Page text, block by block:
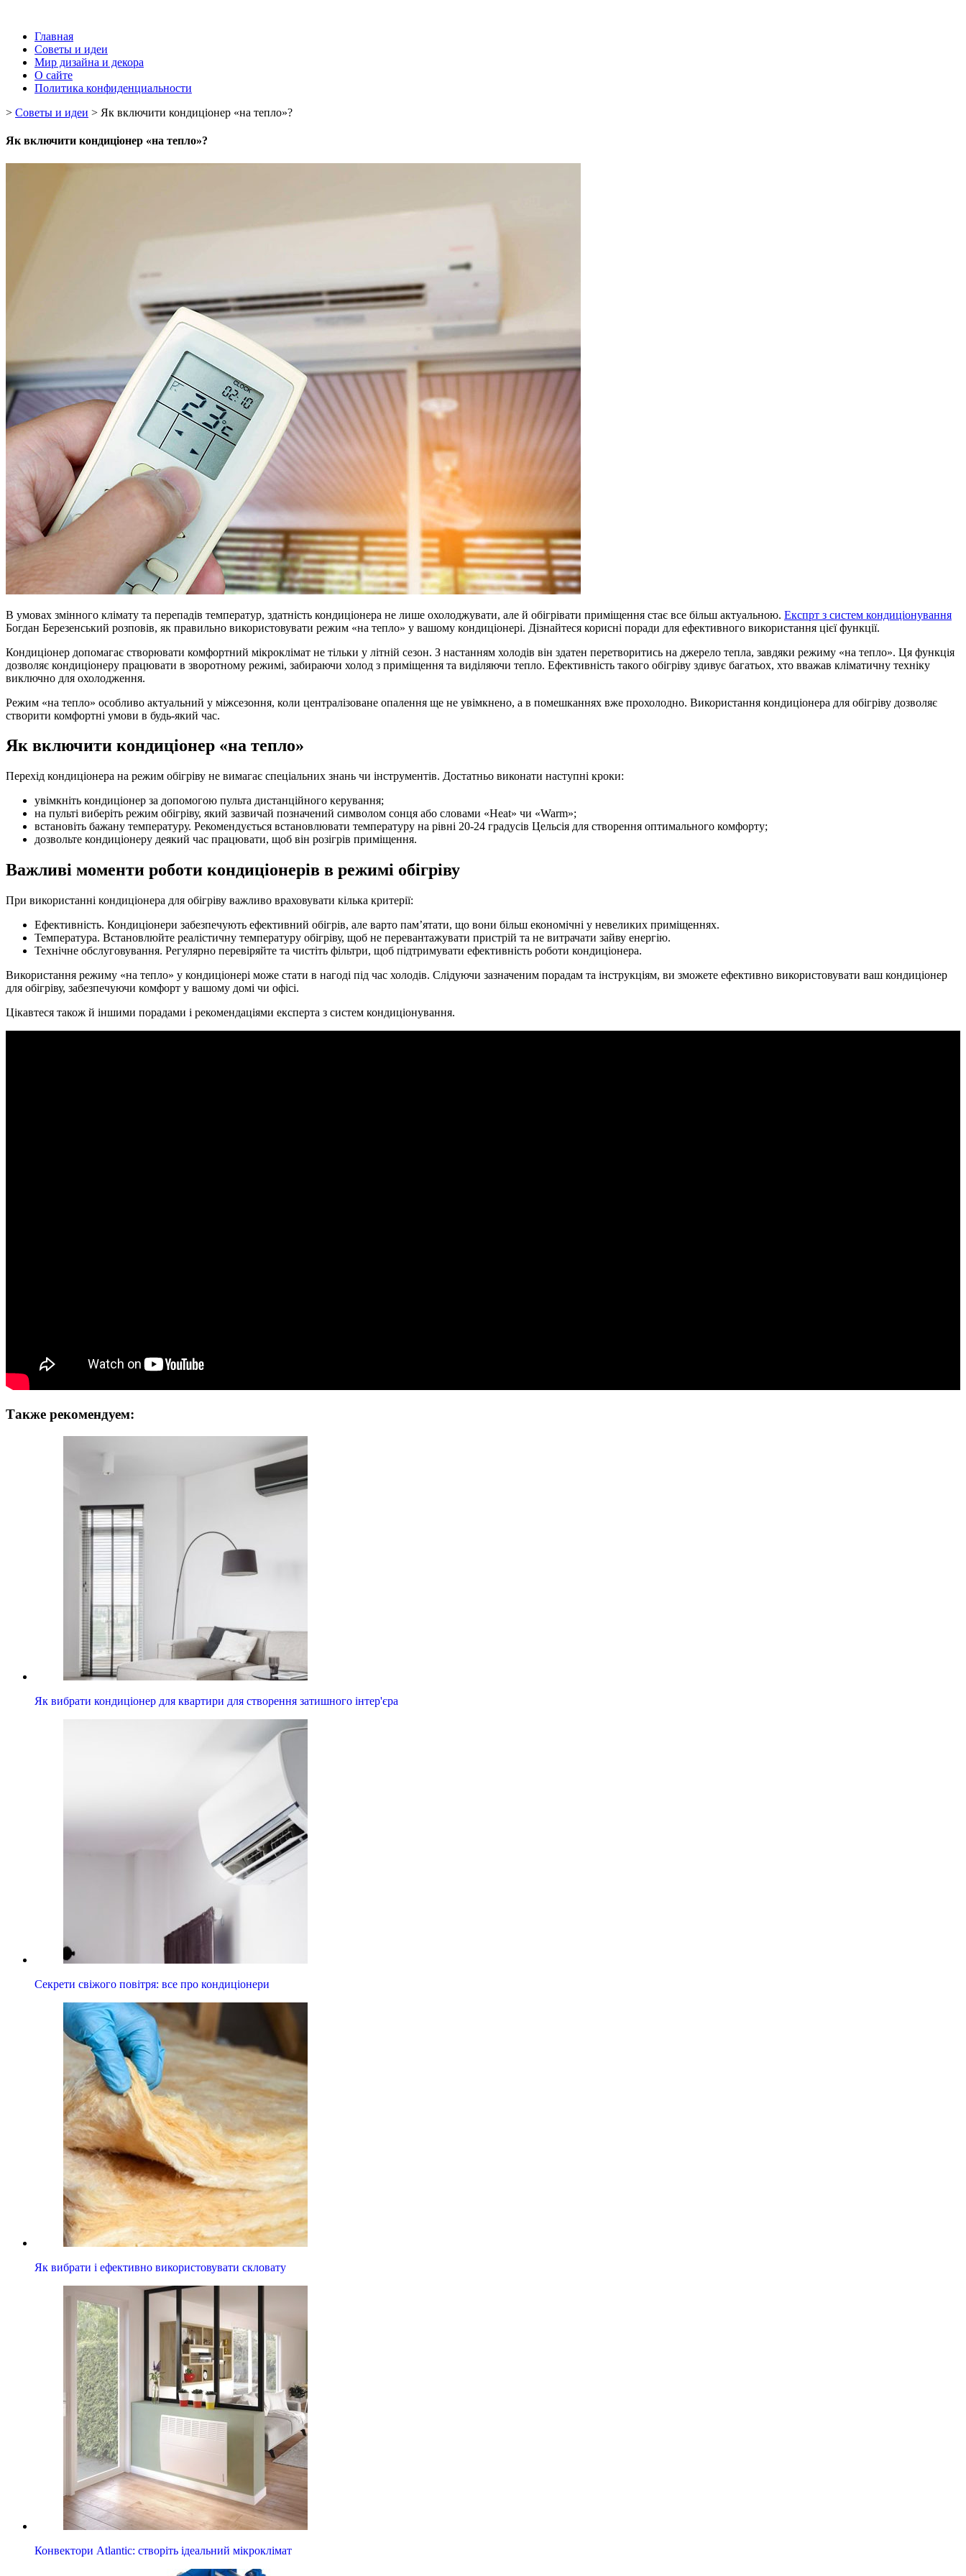
Главная
Советы и идеи
Мир дизайна и декора
О сайте
Политика конфиденциальности
> Советы и идеи > Як включити кондиціонер «на тепло»?
Як включити кондиціонер «на тепло»?
В умовах змінного клімату та перепадів температур, здатність кондиціонера не лише охолоджувати, але й обігрівати приміщення стає все більш актуальною. Експрт з систем кондиціонування
Богдан Березенський розповів, як правильно використовувати режим «на тепло» у вашому кондиціонері. Дізнайтеся корисні поради для ефективного використання цієї функції.
Кондиціонер допомагає створювати комфортний мікроклімат не тільки у літній сезон. З настанням холодів він здатен перетворитись на джерело тепла, завдяки режиму «на тепло». Ця функція
дозволяє кондиціонеру працювати в зворотному режимі, забираючи холод з приміщення та виділяючи тепло. Ефективність такого обігріву здивує багатьох, хто вважав кліматичну техніку
виключно для охолодження.
Режим «на тепло» особливо актуальний у міжсезоння, коли централізоване опалення ще не увімкнено, а в помешканнях вже прохолодно. Використання кондиціонера для обігріву дозволяє
створити комфортні умови в будь-який час.
Як включити кондиціонер «на тепло»
Перехід кондиціонера на режим обігріву не вимагає спеціальних знань чи інструментів. Достатньо виконати наступні кроки:
увімкніть кондиціонер за допомогою пульта дистанційного керування;
на пульті виберіть режим обігріву, який зазвичай позначений символом сонця або словами «Heat» чи «Warm»;
встановіть бажану температуру. Рекомендується встановлювати температуру на рівні 20-24 градусів Цельсія для створення оптимального комфорту;
дозвольте кондиціонеру деякий час працювати, щоб він розігрів приміщення.
Важливі моменти роботи кондиціонерів в режимі обігріву
При використанні кондиціонера для обігріву важливо враховувати кілька критерії:
Ефективність. Кондиціонери забезпечують ефективний обігрів, але варто пам’ятати, що вони більш економічні у невеликих приміщеннях.
Температура. Встановлюйте реалістичну температуру обігріву, щоб не перевантажувати пристрій та не витрачати зайву енергію.
Технічне обслуговування. Регулярно перевіряйте та чистіть фільтри, щоб підтримувати ефективність роботи кондиціонера.
Використання режиму «на тепло» у кондиціонері може стати в нагоді під час холодів. Слідуючи зазначеним порадам та інструкціям, ви зможете ефективно використовувати ваш кондиціонер
для обігріву, забезпечуючи комфорт у вашому домі чи офісі.
Цікавтеся також й іншими порадами і рекомендаціями експерта з систем кондиціонування.
Также рекомендуем:
Як вибрати кондиціонер для квартири для створення затишного інтер'єра
Секрети свіжого повітря: все про кондиціонери
Як вибрати і ефективно використовувати скловату
Конвектори Atlantic: створіть ідеальний мікроклімат